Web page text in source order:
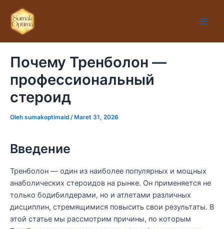
konten
Почему Тренболон —
профессиональный
стероид
Oleh sumakoptimaid / Maret 31, 2026
Введение
Тренболон — один из наиболее популярных и мощных
анаболических стероидов на рынке. Он применяется не
только бодибилдерами, но и атлетами различных
дисциплин, стремящимися повысить свои результаты. В
этой статье мы рассмотрим причины, по которым